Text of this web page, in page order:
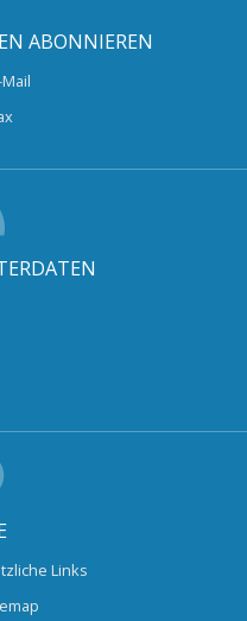
ABONNIEREN
Links